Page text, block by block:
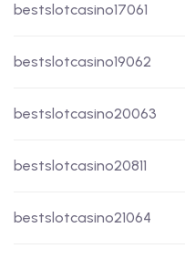
bestslotcasino17061
bestslotcasino19062
bestslotcasino20063
bestslotcasino20811
bestslotcasino21064